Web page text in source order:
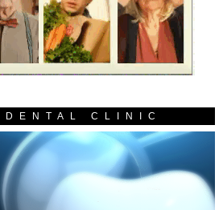
DENTAL CLINIC